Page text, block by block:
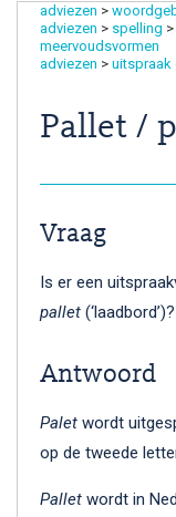
adviezen >
adviezen > spelling >
meervoudsvormen
adviezen > uitspraak
Pallet /
Vraag
Is er een
pallet (‘laadbord’)?
Antwoord
Palet wordt
op de tweede
Pallet wordt in